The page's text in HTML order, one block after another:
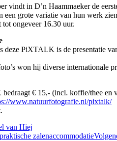
vindt in D’n Haammaeker de
grote variatie van hun werk
ongeveer 16.30 uur.
deze PiXTALK is de presentatie
won hij diverse internationale
€ 15,- (incl. koffie/thee en
www.natuurfotografie.nl/pixtalk/
van Hiej
zalenaccommodatie